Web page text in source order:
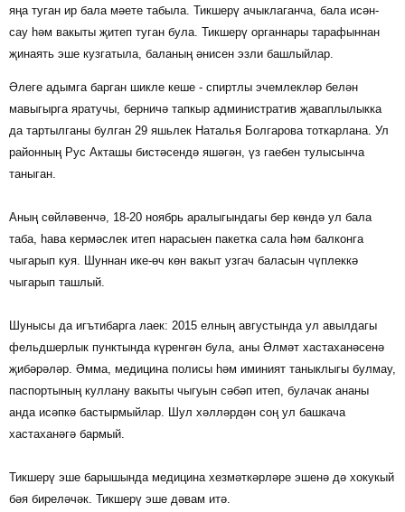
яңа туган ир бала мәете табыла. Тикшерү ачыклаганча, бала исән-
сау һәм вакыты җитеп туган була. Тикшерү органнары тарафыннан
җинаять эше кузгатыла, баланың әнисен эзли башлыйлар.
Әлеге адымга барган шикле кеше - спиртлы эчемлекләр белән
мавыгырга яратучы, берничә тапкыр административ җаваплылыкка
да тартылганы булган 29 яшьлек Наталья Болгарова тоткарлана. Ул
районның Рус Акташы бистәсендә яшәгән, үз гаебен тулысынча
таныган.
Аның сөйләвенчә, 18-20 ноябрь аралыгындагы бер көндә ул бала
таба, һава кермәслек итеп нарасыен пакетка сала һәм балконга
чыгарып куя. Шуннан ике-өч көн вакыт узгач баласын чүплеккә
чыгарып ташлый.
Шунысы да игътибарга лаек: 2015 елның августында ул авылдагы
фельдшерлык пунктында күренгән була, аны Әлмәт хастаханәсенә
җибәрәләр. Әмма, медицина полисы һәм иминият таныклыгы булмау,
паспортының куллану вакыты чыгуын сәбәп итеп, булачак ананы
анда исәпкә бастырмыйлар. Шул хәлләрдән соң ул башкача
хастаханәгә бармый.
Тикшерү эше барышында медицина хезмәткәрләре эшенә дә хокукый
бәя биреләчәк. Тикшерү эше дәвам итә.